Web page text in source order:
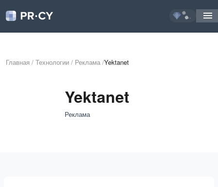
...
Главная / Технологии / Реклама /Yektanet
Yektanet
Реклама